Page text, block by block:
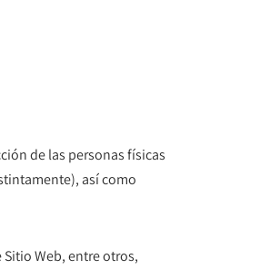
de las personas físicas
así como
Web, entre otros,